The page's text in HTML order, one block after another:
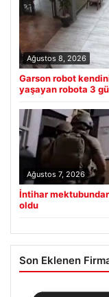
Ağustos 8, 2026
Garson robot
yaşayan robota 3
Ağustos 7, 2026
İntihar
oldu
Son Eklenen